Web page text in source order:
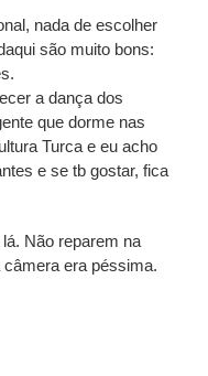
nada de escolher
são muito bons:
a dança dos
que dorme nas
Turca e eu acho
e se tb gostar, fica
Não reparem na
era péssima.